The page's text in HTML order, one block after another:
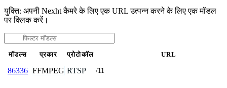
युक्ति: अपनी Nexht कैमरे के लिए एक URL उत्पन्न करने के लिए एक मॉडल
पर क्लिक करें।
मॉडल्स प्रकार प्रोटोकॉल URL
86336 FFMPEG RTSP /11